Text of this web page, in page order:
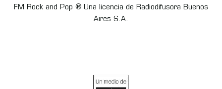
FM Rock and Pop ® Una licencia de Radiodifusora Buenos
Aires S.A.